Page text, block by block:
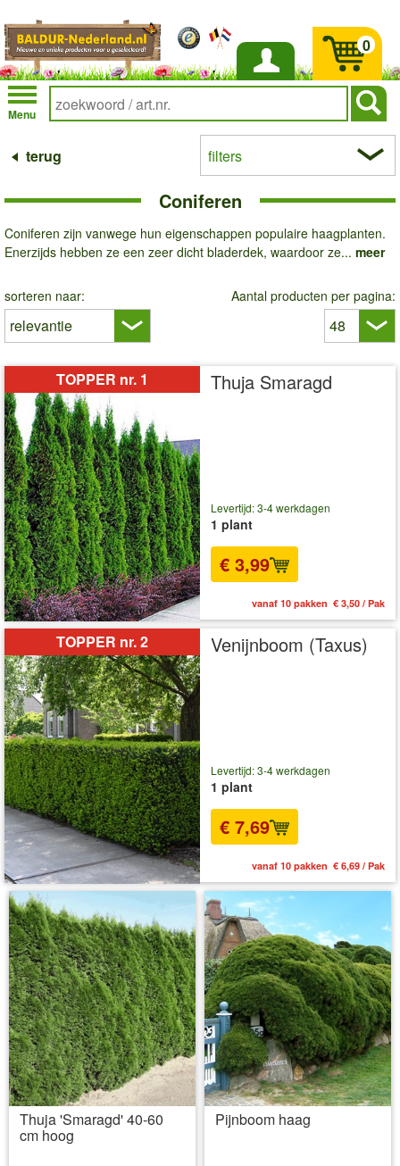
Inloggen
Menu
0
terug filters
Coniferen
Coniferen zijn vanwege hun eigenschappen populaire haagplanten.
Enerzijds hebben ze een zeer dicht bladerdek, waardoor ze... meer
sorteren naar: Aantal producten per pagina:
TOPPER nr. 1 Thuja Smaragd
Levertijd: 3-4 werkdagen
1 plant
€ 3,99
vanaf 10 pakken € 3,50 / Pak
TOPPER nr. 2 Venijnboom (Taxus)
Levertijd: 3-4 werkdagen
1 plant
€ 7,69
vanaf 10 pakken € 6,69 / Pak
Thuja 'Smaragd' 40-60
cm hoog
Pijnboom haag